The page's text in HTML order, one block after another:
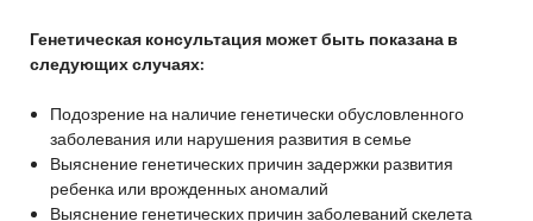
Генетическая консультация может быть показана в
следующих случаях:
Подозрение на наличие генетически обусловленного
заболевания или нарушения развития в семье
Выяснение генетических причин задержки развития
ребенка или врожденных аномалий
Выяснение генетических причин заболеваний скелета